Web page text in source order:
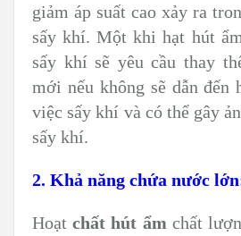
giảm áp suất cao xảy ra
sấy khí. Một khi hạt hút
sấy khí sẽ yêu cầu thay
mới nếu không sẽ dẫn đến
việc sấy khí và có thể gây
sấy khí.
2. Khả năng chứa nước
Hoạtchất hút ẩm chất